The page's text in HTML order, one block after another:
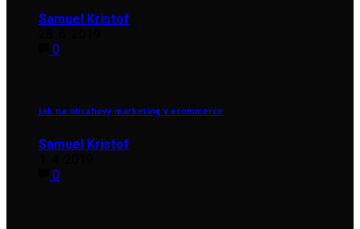
Samuel Kristof
0
Jak na obsahový marketing v ecommerce
Samuel Kristof
0